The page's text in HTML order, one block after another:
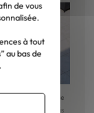
longue haut de
matelassée gris
de vous
à tout
au bas de